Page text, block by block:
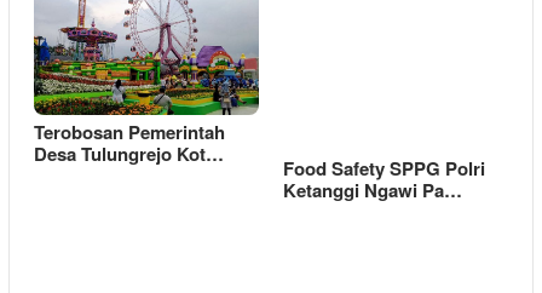
Terobosan Pemerintah
Desa Tulungrejo Kot…
Food Safety SPPG Polri
Ketanggi Ngawi Pa…